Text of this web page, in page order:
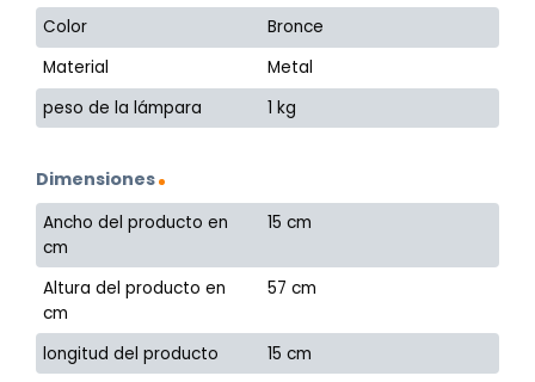
Color
Bronce
Material
Metal
peso de la lámpara
1 kg
Dimensiones
Ancho del producto en
cm
15 cm
Altura del producto en
cm
57 cm
longitud del producto
15 cm